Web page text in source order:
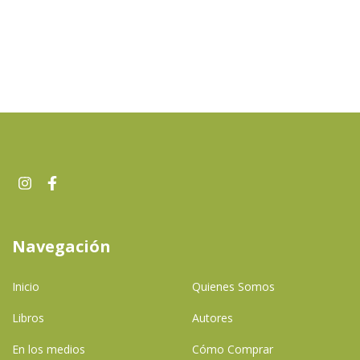
Navegación
Inicio Quienes Somos
Libros Autores
En los medios Cómo Comprar